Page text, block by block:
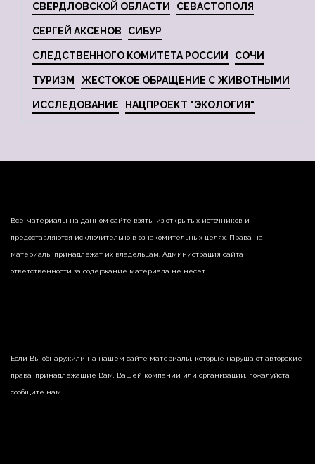
СВЕРДЛОВСКОЙ ОБЛАСТИ СЕВАСТОПОЛЯ
СЕРГЕЙ АКСЕНОВ СИБУР
СЛЕДСТВЕННОГО КОМИТЕТА РОССИИ СОЧИ
ТУРИЗМ ЖЕСТОКОЕ ОБРАЩЕНИЕ С ЖИВОТНЫМИ
ИССЛЕДОВАНИЕ НАЦПРОЕКТ "ЭКОЛОГИЯ"
Все материалы на данном сайте взяты из открытых источников и
предоставляются исключительно в ознакомительных целях. Права на
материалы принадлежат их владельцам. Администрация сайта
ответственности за содержание материала не несет.
Если Вы обнаружили на нашем сайте материалы, которые нарушают авторские
права, принадлежащие Вам, Вашей компании или организации, пожалуйста,
сообщите нам.